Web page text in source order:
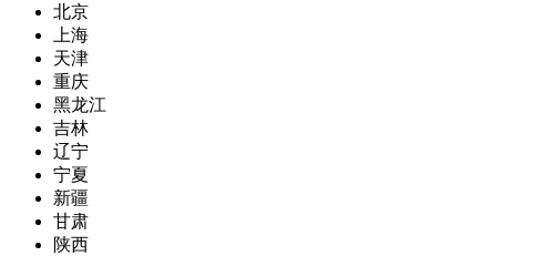
北京
上海
天津
重庆
黑龙江
吉林
辽宁
宁夏
新疆
甘肃
陕西